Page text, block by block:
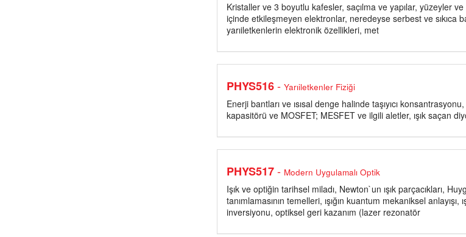
Kristaller ve 3 boyutlu kafesler, saçılma ve yapılar, yüzeyler
içinde etkileşmeyen elektronlar, neredeyse serbest ve sıkıca
yarıiletkenlerin elektronik özellikleri, met
PHYS516- Yarıiletkenler Fiziği
Enerji bantları ve ısısal denge halinde taşıyıcı
kapasitörü ve MOSFET; MESFET ve ilgili aletler, ışık saçan
PHYS517- Modern Uygulamalı Optik
Işık ve optiğin tarihsel miladı, Newton`un ışık parçacıkları,
tanımlamasının temelleri, ışığın kuantum mekaniksel
inversiyonu, optiksel geri kazanım (lazer rezonatör